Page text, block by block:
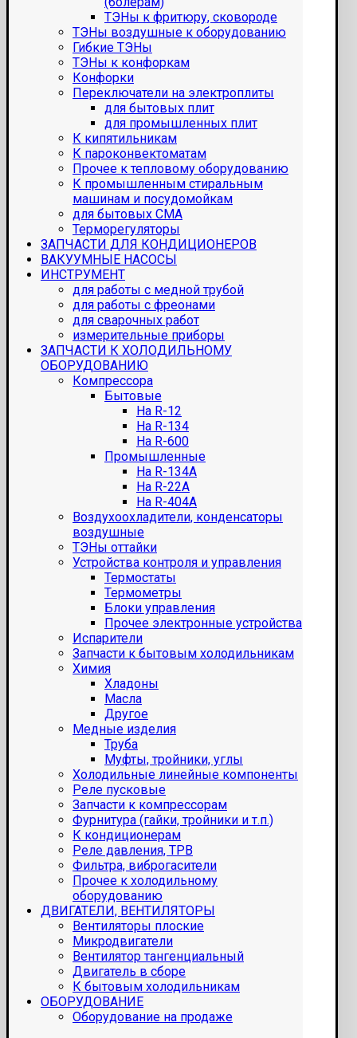
ТЭНы к фритюру, сковороде
ТЭНы воздушные к оборудованию
Гибкие ТЭНы
ТЭНы к конфоркам
Конфорки
Переключатели на электроплиты
для бытовых плит
для промышленных плит
К кипятильникам
К пароконвектоматам
Прочее к тепловому оборудованию
К промышленным стиральным
машинам и посудомойкам
для бытовых СМА
Терморегуляторы
ЗАПЧАСТИ ДЛЯ КОНДИЦИОНЕРОВ
ВАКУУМНЫЕ НАСОСЫ
ИНСТРУМЕНТ
для работы с медной трубой
для работы с фреонами
для сварочных работ
измерительные приборы
ЗАПЧАСТИ К ХОЛОДИЛЬНОМУ
ОБОРУДОВАНИЮ
Компрессора
Бытовые
На R-12
На R-134
На R-600
Промышленные
На R-134A
На R-22A
На R-404A
Воздухоохладители, конденсаторы
воздушные
ТЭНы оттайки
Устройства контроля и управления
Термостаты
Термометры
Блоки управления
Прочее электронные устройства
Испарители
Запчасти к бытовым холодильникам
Химия
Хладоны
Масла
Другое
Медные изделия
Труба
Муфты, тройники, углы
Холодильные линейные компоненты
Реле пусковые
Запчасти к компрессорам
Фурнитура (гайки, тройники и т.п.)
К кондиционерам
Реле давления, ТРВ
Фильтра, виброгасители
Прочее к холодильному
оборудованию
ДВИГАТЕЛИ, ВЕНТИЛЯТОРЫ
Вентиляторы плоские
Микродвигатели
Вентилятор тангенциальный
Двигатель в сборе
К бытовым холодильникам
ОБОРУДОВАНИЕ
Оборудование на продаже